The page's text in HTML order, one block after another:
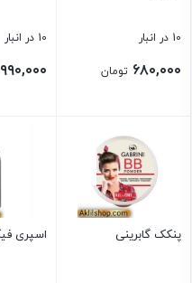
10 در انبار
۶۸۰,۰۰۰ تومان
10 در انبار
۹۹۰,۰۰۰
پنکک گابرینی اسپری